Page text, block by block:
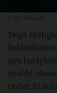
Telge
nya
snabbt
Under 2026